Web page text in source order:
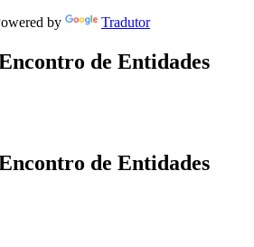
by
Tradutor
de Entidades
de Entidades